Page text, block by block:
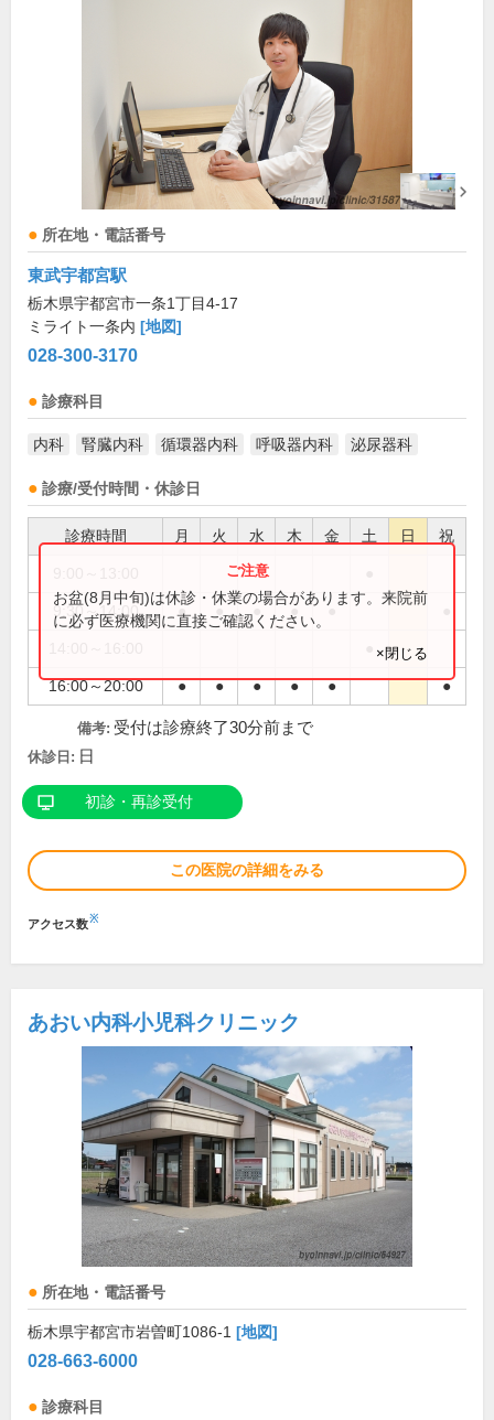
所在地・電話番号
東武宇都宮駅
栃木県宇都宮市一条1丁目4-17
ミライト一条内 [地図]
028-300-3170
診療科目
内科 腎臓内科 循環器内科 呼吸器内科 泌尿器科
診療/受付時間・休診日
診療時間 月 火 水 木 金 土 日 祝
9:30～14:00 ● ● ● ● ●
16:00～20:00 ● ● ● ● ● ●
お盆(8月中旬)は休診・休業の場合があります。来院前
に必ず医療機関に直接ご確認ください。
×閉じる
備考: 受付は診療終了30分前まで
休診日: 日
初診・再診受付
この医院の詳細をみる
アクセス数※
あおい内科小児科クリニック
所在地・電話番号
栃木県宇都宮市岩曽町1086-1 [地図]
028-663-6000
診療科目